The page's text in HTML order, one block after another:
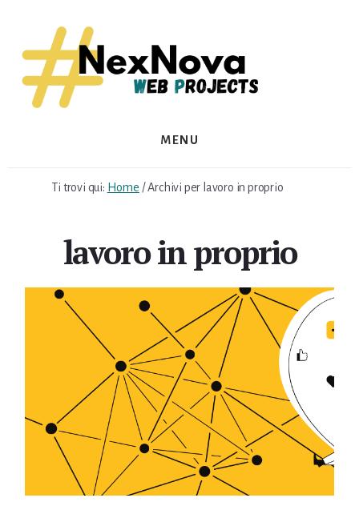
content
footer
MENU
Ti trovi qui: Home /Archivi per lavoro in proprio
lavoro in proprio